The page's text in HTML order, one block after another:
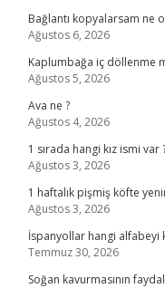
Bağlantı kopyalarsam ne
Ağustos 6, 2026
Kaplumbağa iç döllenme
Ağustos 5, 2026
Ava ne ?
Ağustos 4, 2026
1 sırada hangi kız ismi var
Ağustos 3, 2026
1 haftalık pişmiş köfte
Ağustos 3, 2026
İspanyollar hangi alfabeyi
Temmuz 30, 2026
Soğan kavurmasının